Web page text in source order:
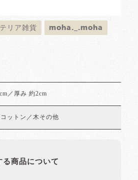
リア雑貨 moha._.moha
／厚み 約2cm
ットン／木その他
商品について